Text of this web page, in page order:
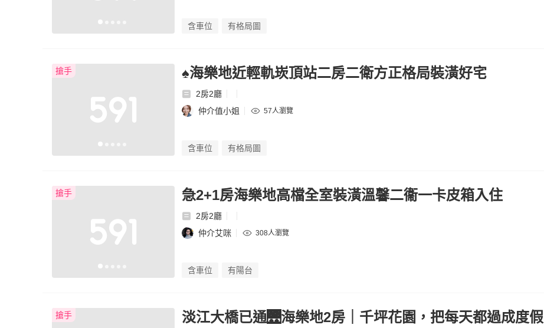
含車位 有格局圖
搶手 ♠︎海樂地近輕軌崁頂站二房二衛方正格局裝潢好宅
2房2廳
仲介值小姐
57人瀏覽
含車位 有格局圖
搶手 急2+1房海樂地高檔全室裝潢溫馨二衞一卡皮箱入住
2房2廳
仲介艾咪
308人瀏覽
含車位 有陽台
搶手 淡江大橋已通🌉海樂地2房｜千坪花園，把每天都過成度假